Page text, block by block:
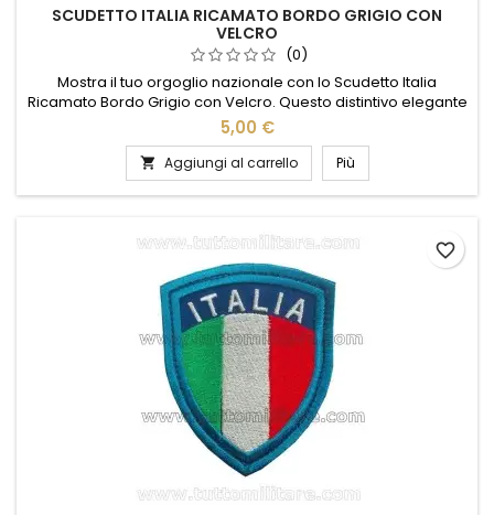
SCUDETTO ITALIA RICAMATO BORDO GRIGIO CON
VELCRO
(0)
Mostra il tuo orgoglio nazionale con lo Scudetto Italia
Ricamato Bordo Grigio con Velcro. Questo distintivo elegante
e resistente è perfetto per giacche, zaini o cappelli. Il ricamo
dettagliato e il bordo grigio conferiscono un tocco di classe,
mentre il pratico sistema a velcro assicura un'applicazione
facile e veloce. Ideale per appassionati di sport,...
5,00 €
 Aggiungi al carrello Più
favorite_border